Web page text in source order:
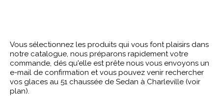
Vous sélectionnez les produits qui vous font plaisirs dans
notre catalogue, nous préparons rapidement votre
commande, dés qu'elle est prête nous vous envoyons un
e-mail de confirmation et vous pouvez venir rechercher
vos glaces au 51 chaussée de Sedan à Charleville (voir
plan).